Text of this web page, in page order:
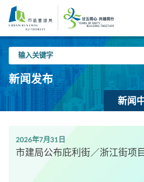
要
入
关
键
新闻发布
新闻
2026年7月31日
市建局公布庇利街／浙江街项